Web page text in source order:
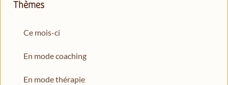
Thèmes
Ce mois-ci
En mode coaching
En mode thérapie